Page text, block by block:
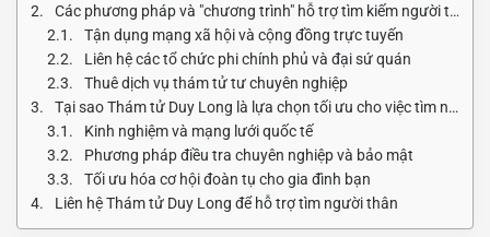
Các phương pháp và "chương trình" hỗ trợ tìm kiếm người thân
Tận dụng mạng xã hội và cộng đồng trực tuyến
Liên hệ các tổ chức phi chính phủ và đại sứ quán
Thuê dịch vụ thám tử tư chuyên nghiệp
Tại sao Thám tử Duy Long là lựa chọn tối ưu cho việc tìm người thân tại Trung Quốc?
Kinh nghiệm và mạng lưới quốc tế
Phương pháp điều tra chuyên nghiệp và bảo mật
Tối ưu hóa cơ hội đoàn tụ cho gia đình bạn
Liên hệ Thám tử Duy Long để hỗ trợ tìm người thân